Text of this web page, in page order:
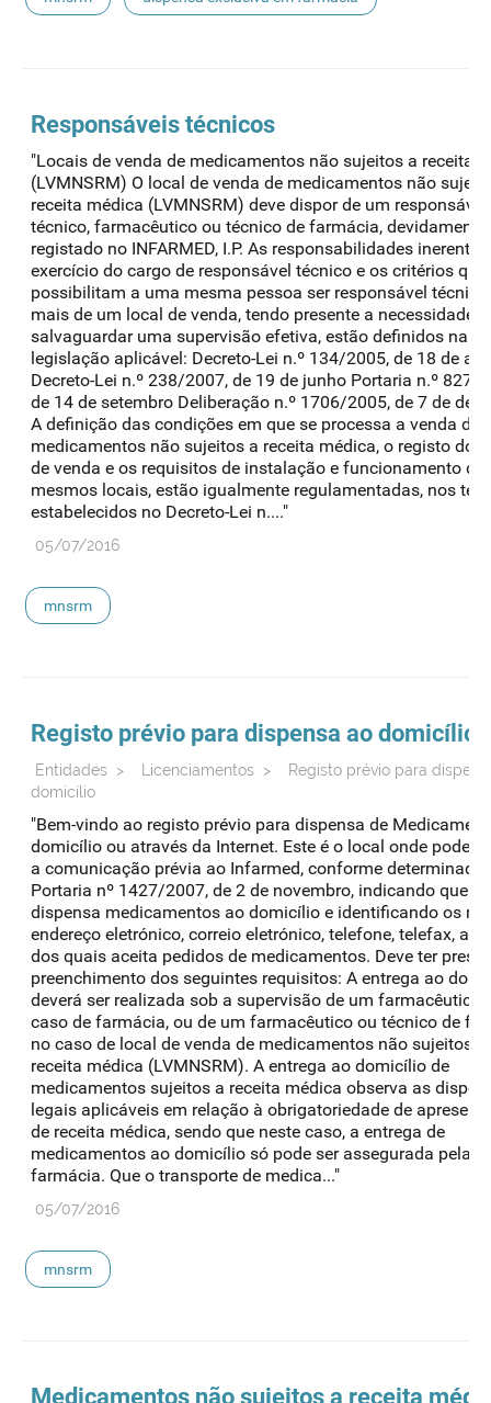
Responsáveis técnicos
"Locais de venda de medicamentos não sujeitos a receita
(LVMNSRM) O local de venda de medicamentos não
receita médica (LVMNSRM) deve dispor de um responsável
técnico, farmacêutico ou técnico de farmácia, devidamente
registado no INFARMED, I.P. As responsabilidades
exercício do cargo de responsável técnico e os critérios que
possibilitam a uma mesma pessoa ser responsável
mais de um local de venda, tendo presente a necessidade
salvaguardar uma supervisão efetiva, estão definidos na
legislação aplicável: Decreto-Lei n.º 134/2005, de 18 de
Decreto-Lei n.º 238/2007, de 19 de junho Portaria n.º 827/
de 14 de setembro Deliberação n.º 1706/2005, de 7 de
A definição das condições em que se processa a venda dos
medicamentos não sujeitos a receita médica, o registo dos
de venda e os requisitos de instalação e funcionamento
mesmos locais, estão igualmente regulamentadas, nos
estabelecidos no Decreto-Lei n...."
05/07/2016
mnsrm
Registo prévio para dispensa ao domicílio
Entidades > Licenciamentos >
Registo prévio para
domicílio
"Bem-vindo ao registo prévio para dispensa de
domicílio ou através da Internet. Este é o local onde pode
a comunicação prévia ao Infarmed, conforme determinado
Portaria nº 1427/2007, de 2 de novembro, indicando que
dispensa medicamentos ao domicílio e identificando os
endereço eletrónico, correio eletrónico, telefone, telefax,
dos quais aceita pedidos de medicamentos. Deve ter
preenchimento dos seguintes requisitos: A entrega ao
deverá ser realizada sob a supervisão de um farmacêutico,
caso de farmácia, ou de um farmacêutico ou técnico de
no caso de local de venda de medicamentos não sujeitos a
receita médica (LVMNSRM). A entrega ao domicílio de
medicamentos sujeitos a receita médica observa as
legais aplicáveis em relação à obrigatoriedade de
de receita médica, sendo que neste caso, a entrega de
medicamentos ao domicílio só pode ser assegurada pela
farmácia. Que o transporte de medica..."
05/07/2016
mnsrm
Medicamentos não sujeitos a receita